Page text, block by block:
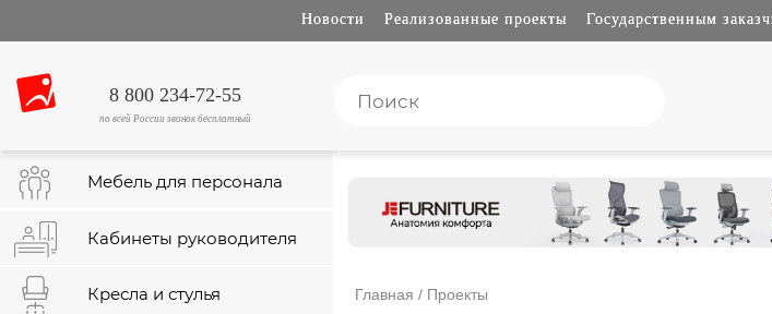
Новости Реализованные проекты Государственным
8 800 234-72-55
по всей России звонок бесплатный
Главная / Проекты
Мебель для персонала
Кабинеты руководителя
Кресла и стулья